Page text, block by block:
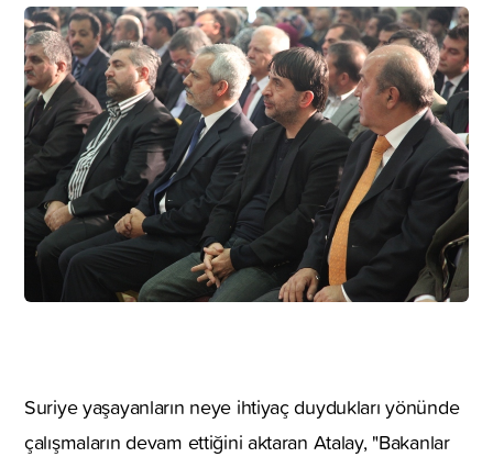
Suriye yaşayanların neye ihtiyaç duydukları yönünde
çalışmaların devam ettiğini aktaran Atalay, "Bakanlar